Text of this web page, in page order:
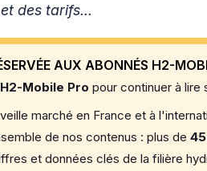
des tarifs...
AUX ABONNÉS H2-
H2-Mobile Pro pour continuer à lire
marché en France et à
de nos contenus : plus de
et données clés de la filière